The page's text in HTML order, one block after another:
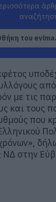
του
με τις
και τους
που
ΝΔ στην